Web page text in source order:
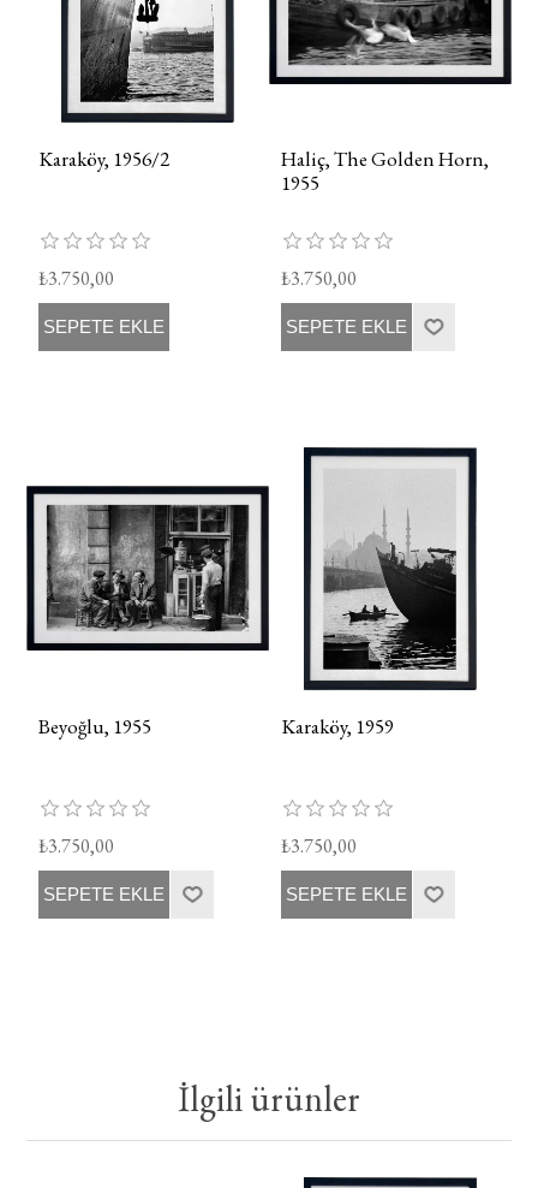
Karaköy, 1956/2
₺3.750,00
SEPETE EKLE
Haliç, The Golden Horn,
1955
₺3.750,00
SEPETE EKLE
Beyoğlu, 1955
₺3.750,00
SEPETE EKLE
Karaköy, 1959
₺3.750,00
SEPETE EKLE
İlgili ürünler